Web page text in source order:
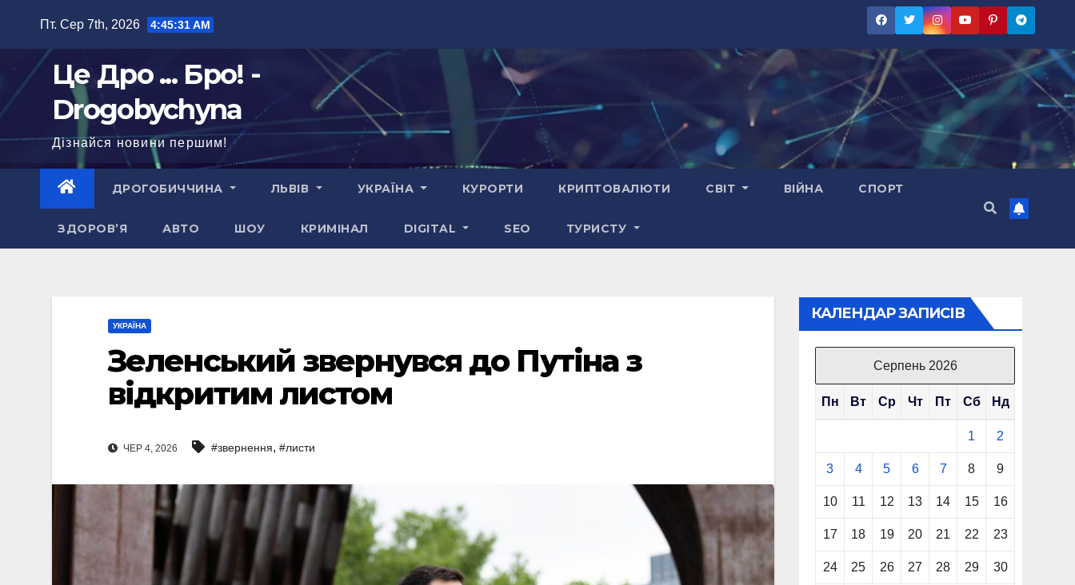
Пт. Сер 7th, 2026 4:45:33 AM
Це Дро ... Бро! -
Drogobychyna
Дізнайся новини першим!
ДРОГОБИЧЧИНА ЛЬВІВ УКРАЇНА КУРОРТИ КРИПТОВАЛЮТИ СВІТ ВІЙНА СПОРТ
ЗДОРОВ’Я АВТО ШОУ КРИМІНАЛ DIGITAL SEO ТУРИСТУ
УКРАЇНА
Зеленський звернувся до Путіна з
відкритим листом
ЧЕР 4, 2026 #звернення, #листи
КАЛЕНДАР ЗАПИСІВ
Серпень 2026
Пн Вт Ср Чт Пт Сб Нд
1 2
3 4 5 6 7 8 9
10 11 12 13 14 15 16
17 18 19 20 21 22 23
24 25 26 27 28 29 30